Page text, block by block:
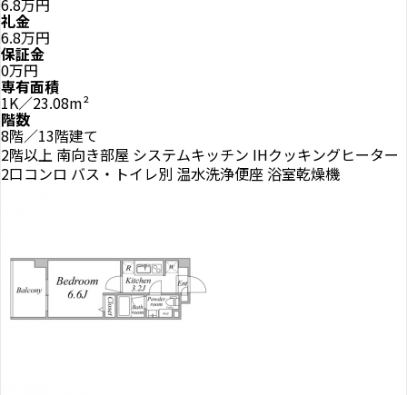
6.8万円
礼金
6.8万円
保証金
0万円
専有面積
1K／23.08m²
階数
8階／13階建て
2階以上 南向き部屋 システムキッチン IHクッキングヒーター
2口コンロ バス・トイレ別 温水洗浄便座 浴室乾燥機